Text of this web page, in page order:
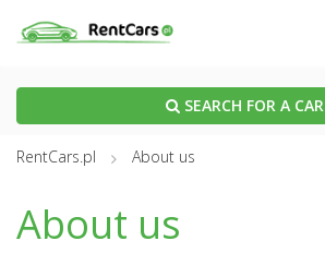
SEARCH FOR A CAR
RentCars.pl About us
About us